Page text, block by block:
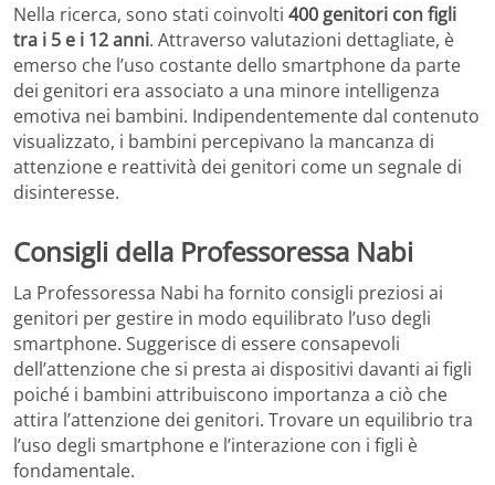
Nella ricerca, sono stati coinvolti 400 genitori con figli
tra i 5 e i 12 anni. Attraverso valutazioni dettagliate, è
emerso che l’uso costante dello smartphone da parte
dei genitori era associato a una minore intelligenza
emotiva nei bambini. Indipendentemente dal contenuto
visualizzato, i bambini percepivano la mancanza di
attenzione e reattività dei genitori come un segnale di
disinteresse.
Consigli della Professoressa Nabi
La Professoressa Nabi ha fornito consigli preziosi ai
genitori per gestire in modo equilibrato l’uso degli
smartphone. Suggerisce di essere consapevoli
dell’attenzione che si presta ai dispositivi davanti ai figli
poiché i bambini attribuiscono importanza a ciò che
attira l’attenzione dei genitori. Trovare un equilibrio tra
l’uso degli smartphone e l’interazione con i figli è
fondamentale.